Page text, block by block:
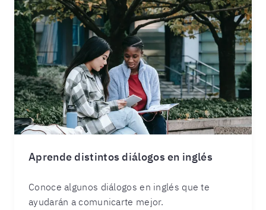
Aprende distintos diálogos en inglés
Conoce algunos diálogos en inglés que te
ayudarán a comunicarte mejor.